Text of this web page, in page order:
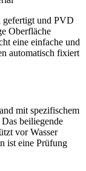
gefertigt und PVD
Oberfläche
eine einfache und
automatisch fixiert
mit spezifischem
beiliegende
vor Wasser
ist eine Prüfung